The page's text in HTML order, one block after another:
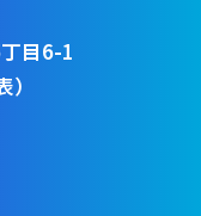
目6-1